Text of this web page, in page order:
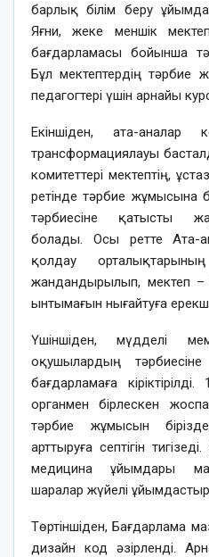
барлық білім беру
Яғни, жеке меншік
бағдарламасы бойынша
Бұл мектептердің тәрбие
педагогтері үшін арнайы
Екіншіден, ата-аналар
трансформациялауы
комитеттері мектептің,
ретінде тәрбие жұмысына
тәрбиесіне қатысты
болады. Осы ретте Ата-
қолдау
жандандырылып, мектеп –
ынтымағын нығайтуға
Үшіншіден, мүдделі
оқушылардың
бағдарламаға
органмен бірлескен
тәрбие жұмысын
арттыруға септігін
медицина ұйымдары
шаралар жүйелі
Төртіншіден, Бағдарлама
дизайн код әзірленді.